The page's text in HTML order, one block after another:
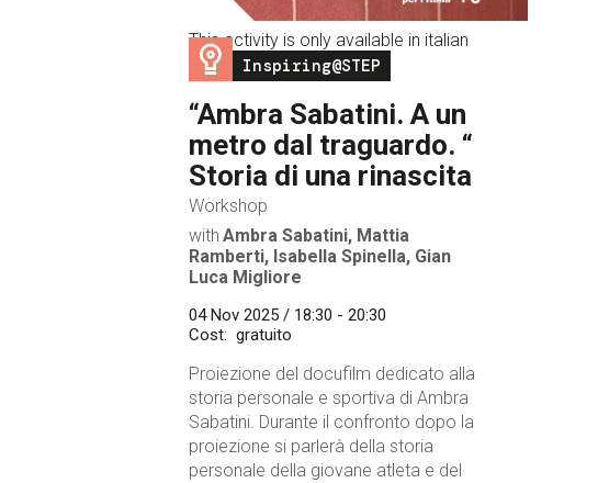
This activity is only available in italian
Image
Inspiring@STEP
“Ambra Sabatini. A un
metro dal traguardo. “
Storia di una rinascita
Workshop
with Ambra Sabatini, Mattia
Ramberti, Isabella Spinella, Gian
Luca Migliore
04 Nov 2025 / 18:30 - 20:30
Cost
gratuito
Proiezione del docufilm dedicato alla
storia personale e sportiva di Ambra
Sabatini. Durante il confronto dopo la
proiezione si parlerà della storia
personale della giovane atleta e del